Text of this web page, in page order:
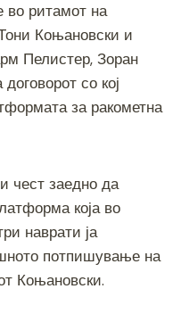
e
gr
a
m
at
s
A
p
p
y
Li
n
ai
l
во ритамот на
Коњановски и
Пелистер, Зоран
со кој
за ракометна
чест заедно да
која во
наврати ја
потпишување на
Коњановски.